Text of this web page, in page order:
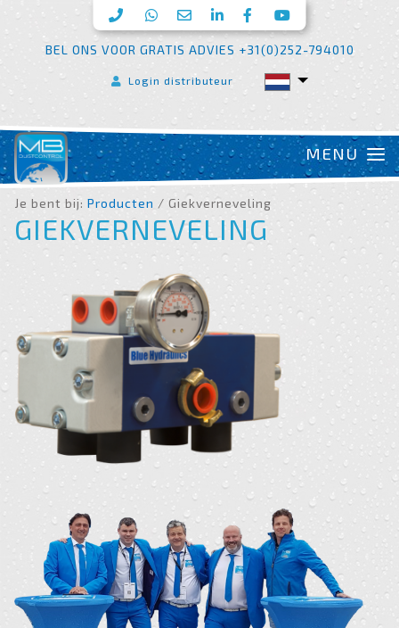
BEL ONS VOOR GRATIS ADVIES +31(0)252-794010
Login distributeur
Je bent bij: Producten / Giekverneveling
GIEKVERNEVELING